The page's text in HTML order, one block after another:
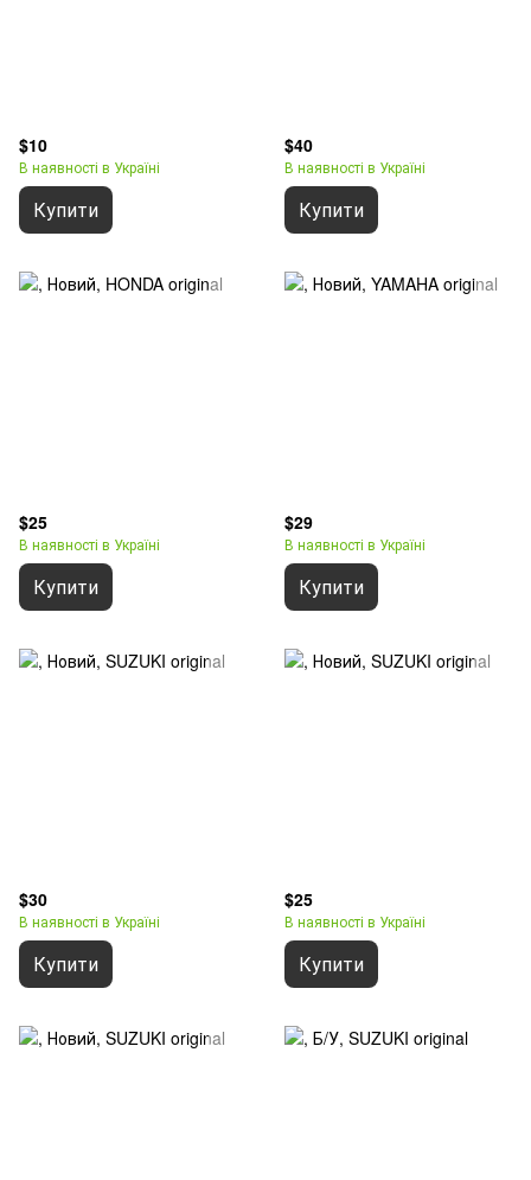
$10
В наявності в Україні
Купити
$40
В наявності в Україні
Купити
$25
В наявності в Україні
Купити
$29
В наявності в Україні
Купити
$30
В наявності в Україні
Купити
$25
В наявності в Україні
Купити